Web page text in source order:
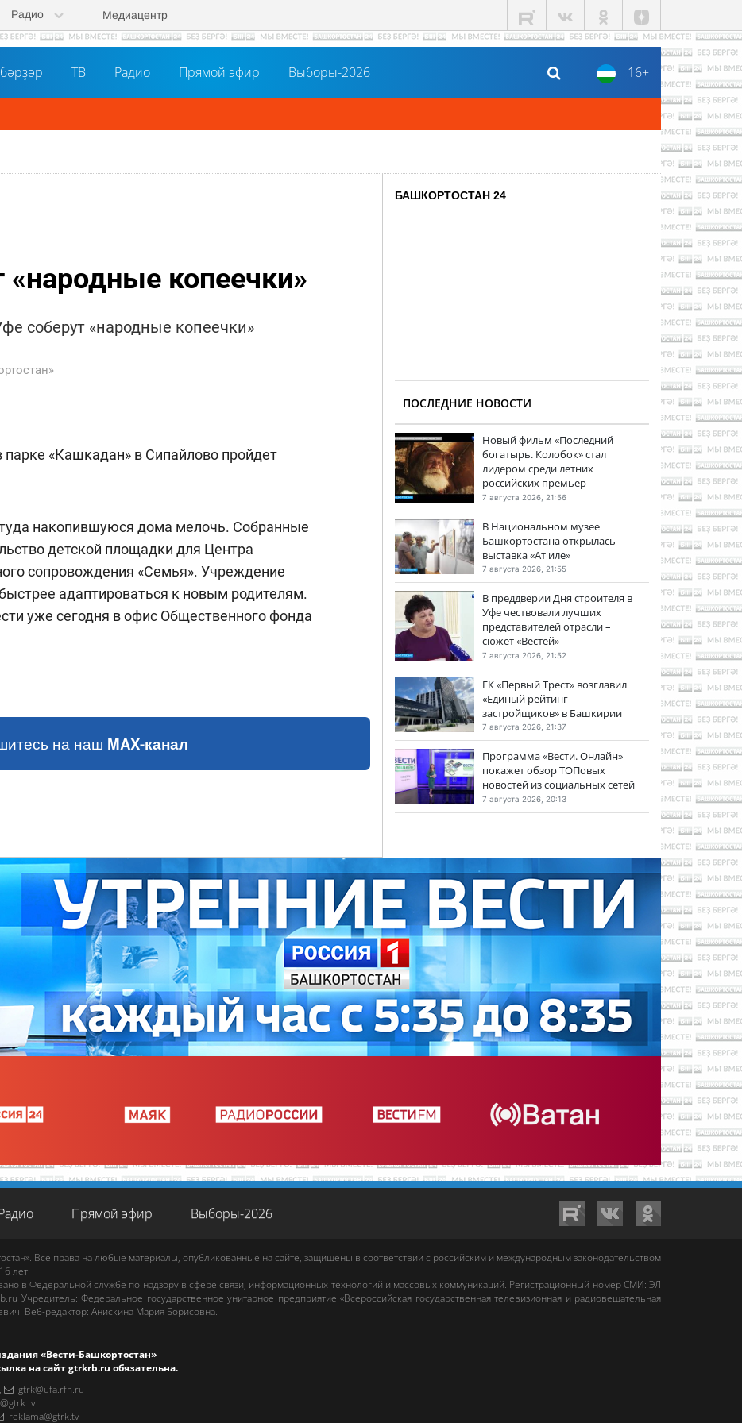
Радио Медиацентр
16+
ТВ Радио Прямой эфир Выборы-2026
«народные копеечки»
соберут «народные копеечки»
«Кашкадан» в Сипайлово пройдет
накопившуюся дома мелочь. Собранные
детской площадки для Центра
сопровождения «Семья». Учреждение
адаптироваться к новым родителям.
уже сегодня в офис Общественного фонда
на наш MAX-канал
БАШКОРТОСТАН 24
ПОСЛЕДНИЕ НОВОСТИ
Новый фильм «Последний
богатырь. Колобок» стал
лидером среди летних
российских премьер
7 августа 2026, 21:56
В Национальном музее
Башкортостана открылась
выставка «Ат иле»
7 августа 2026, 21:55
В преддверии Дня строителя в
Уфе чествовали лучших
представителей отрасли –
сюжет «Вестей»
7 августа 2026, 21:52
ГК «Первый Трест» возглавил
«Единый рейтинг
застройщиков» в Башкирии
7 августа 2026, 21:37
Программа «Вести. Онлайн»
покажет обзор ТОПовых
новостей из социальных сетей
7 августа 2026, 20:13
Прямой эфир Выборы-2026
. Все права на любые материалы, опубликованные на сайте, защищены в соответствии с российским и международным законодательством
лет.
в Федеральной службе по надзору в сфере связи, информационных технологий и массовых коммуникаций. Регистрационный номер СМИ: ЭЛ
Учредитель: Федеральное государственное унитарное предприятие «Всероссийская государственная телевизионная и радиовещательная
. Веб-редактор: Анискина Мария Борисовна.
«Вести-Башкортостан»
на сайтgtrkrb.ru обязательна.
,
gtrk@ufa.rfn.ru
reklama@gtrk.tv